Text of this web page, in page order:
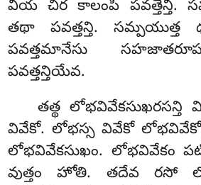
వియ చిర కాలంపి పవత్తేన్తి.
తథా పవత్తన్తి.
పవత్తమానేసు
పవత్తన్తియేవ.
తత్థ లోభవివేకసుఖరసన్తి
వివేకో. లోభస్స వివేకో
లోభవివేకసుఖం. లోభవివేకం
వుత్తం హోతి. తదేవ రసో